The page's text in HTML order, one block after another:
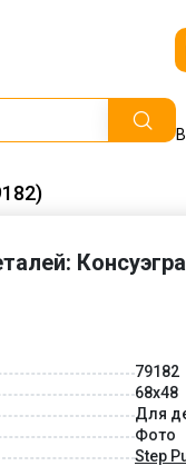
79182
68x48
Для
Фото
Step